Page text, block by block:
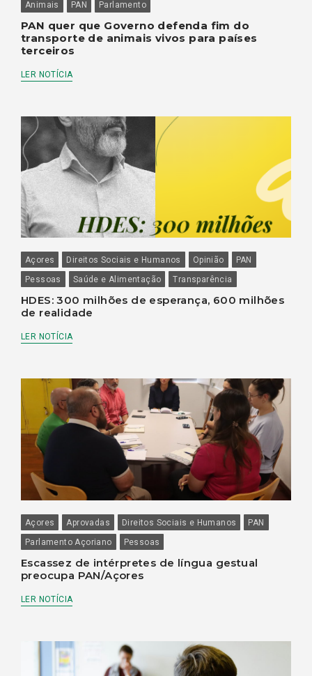
Animais PAN Parlamento
PAN quer que Governo defenda fim do
transporte de animais vivos para países
terceiros
LER NOTÍCIA
Açores Direitos Sociais e Humanos Opinião
PAN
Pessoas
Saúde e Alimentação Transparência
HDES: 300 milhões de esperança, 600 milhões
de realidade
LER NOTÍCIA
Açores Aprovadas Direitos Sociais e Humanos
PAN
Parlamento Açoriano
Pessoas
Escassez de intérpretes de língua gestual
preocupa PAN/Açores
LER NOTÍCIA